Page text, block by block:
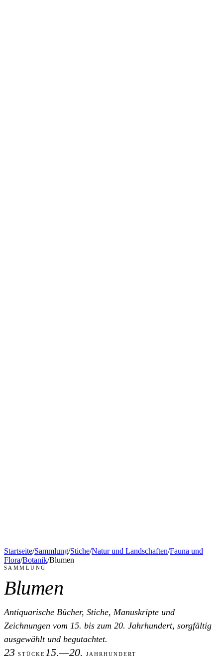
Startseite/Sammlung/Stiche/Natur und Landschaften/Fauna und
Flora/Botanik/Blumen
SAMMLUNG
Blumen
Antiquarische Bücher, Stiche, Manuskripte und
Zeichnungen vom 15. bis zum 20. Jahrhundert, sorgfältig
ausgewählt und begutachtet.
23 STÜCKE 15.—20. JAHRHUNDERT